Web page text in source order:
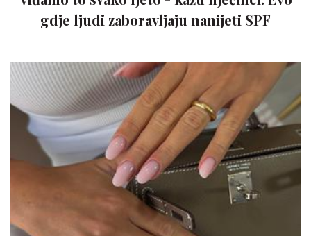
gdje ljudi zaboravljaju nanijeti SPF